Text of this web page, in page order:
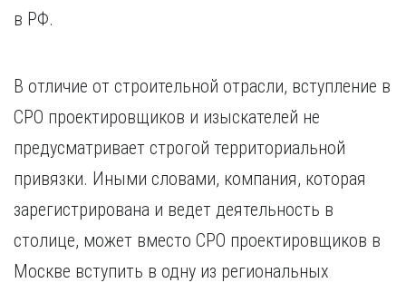
в РФ.
В отличие от строительной отрасли, вступление в
СРО проектировщиков и изыскателей не
предусматривает строгой территориальной
привязки. Иными словами, компания, которая
зарегистрирована и ведет деятельность в
столице, может вместо СРО проектировщиков в
Москве вступить в одну из региональных